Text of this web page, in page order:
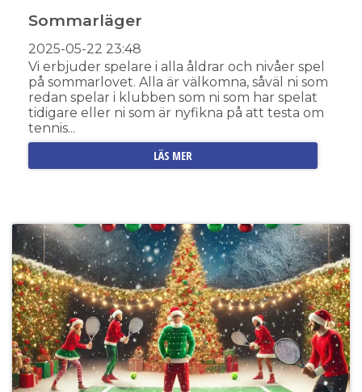
Sommarläger
2025-05-22 23:48
Vi erbjuder spelare i alla åldrar och nivåer spel
på sommarlovet. Alla är välkomna, såväl ni som
redan spelar i klubben som ni som har spelat
tidigare eller ni som är nyfikna på att testa om
tennis...
LÄS MER